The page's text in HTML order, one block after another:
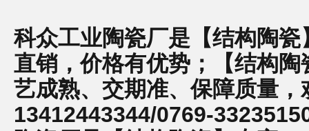
科众工业陶瓷厂是【结构陶
直销，价格有优势；【结构
艺成熟、交期准、保障质量，
13412443344/0769-